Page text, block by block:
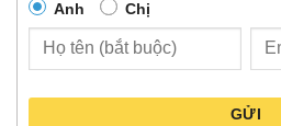
Anh Chị
GỬI